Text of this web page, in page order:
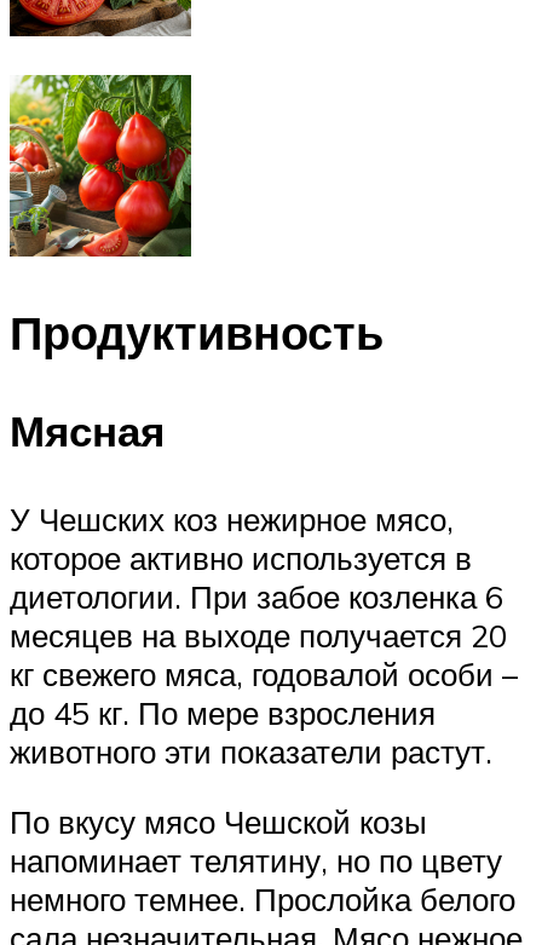
Продуктивность
Мясная
У Чешских коз нежирное мясо,
которое активно используется в
диетологии. При забое козленка 6
месяцев на выходе получается 20
кг свежего мяса, годовалой особи –
до 45 кг. По мере взросления
животного эти показатели растут.
По вкусу мясо Чешской козы
напоминает телятину, но по цвету
немного темнее. Прослойка белого